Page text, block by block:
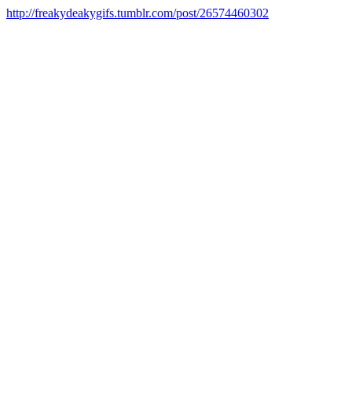
http://freakydeakygifs.tumblr.com/post/26574460302